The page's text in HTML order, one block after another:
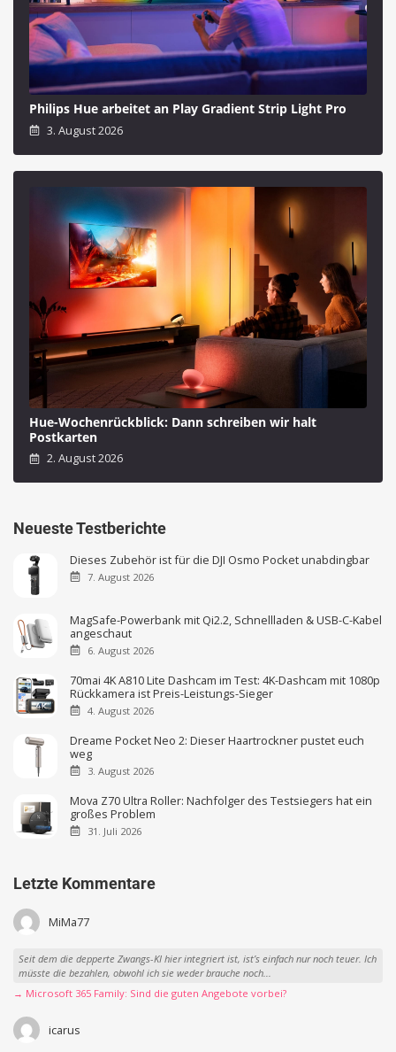
Philips Hue arbeitet an Play Gradient Strip Light Pro
3. August 2026
Hue-Wochenrückblick: Dann schreiben wir halt
Postkarten
2. August 2026
Neueste Testberichte
Dieses Zubehör ist für die DJI Osmo Pocket unabdingbar
7. August 2026
MagSafe-Powerbank mit Qi2.2, Schnellladen & USB-C-Kabel
angeschaut
6. August 2026
70mai 4K A810 Lite Dashcam im Test: 4K-Dashcam mit 1080p
Rückkamera ist Preis-Leistungs-Sieger
4. August 2026
Dreame Pocket Neo 2: Dieser Haartrockner pustet euch
weg
3. August 2026
Mova Z70 Ultra Roller: Nachfolger des Testsiegers hat ein
großes Problem
31. Juli 2026
Letzte Kommentare
MiMa77
Seit dem die depperte Zwangs-KI hier integriert ist, ist’s einfach nur noch teuer. Ich
müsste die bezahlen, obwohl ich sie weder brauche noch...
→ Microsoft 365 Family: Sind die guten Angebote vorbei?
icarus